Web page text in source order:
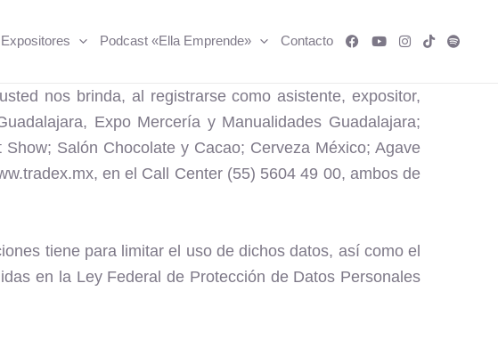
Expositores Podcast «Ella Emprende» Contacto
nos brinda, al registrarse como asistente, expositor,
Expo Mercería y Manualidades Guadalajara;
Salón Chocolate y Cacao; Cerveza México; Agave
en el Call Center (55) 5604 49 00, ambos de
tiene para limitar el uso de dichos datos, así como el
en la Ley Federal de Protección de Datos Personales